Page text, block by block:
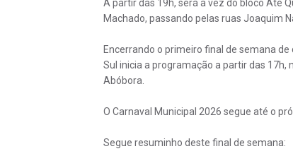
A partir das 19h, será a vez do bloco Até
Machado, passando pelas ruas Joaquim
Encerrando o primeiro final de semana
Sul inicia a programação a partir das
Abóbora.
O Carnaval Municipal 2026 segue até o
Segue resuminho deste final de semana: